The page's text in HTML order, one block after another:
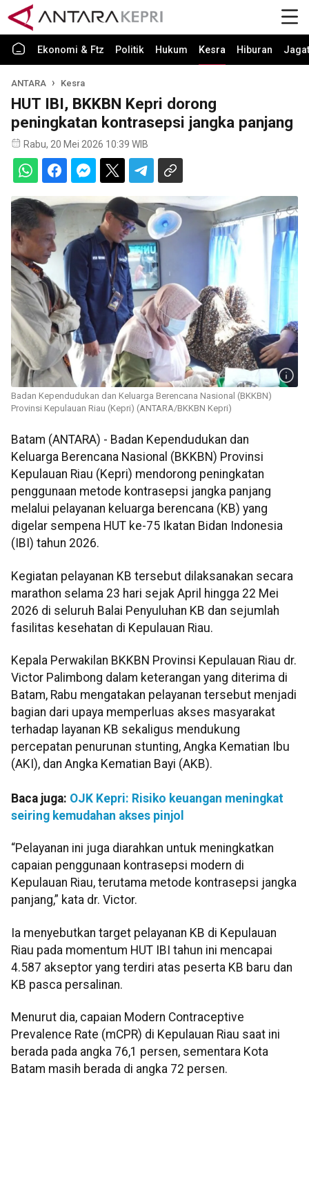
Ekonomi & Ftz Politik Hukum Kesra Hiburan Jagat
ANTARA Kesra
HUT IBI, BKKBN Kepri dorong
peningkatan kontrasepsi jangka panjang
Rabu, 20 Mei 2026 10:39 WIB
Badan Kependudukan dan Keluarga Berencana Nasional (BKKBN)
Provinsi Kepulauan Riau (Kepri) (ANTARA/BKKBN Kepri)
Batam (ANTARA) - Badan Kependudukan dan
Keluarga Berencana Nasional (BKKBN) Provinsi
Kepulauan Riau (Kepri) mendorong peningkatan
penggunaan metode kontrasepsi jangka panjang
melalui pelayanan keluarga berencana (KB) yang
digelar sempena HUT ke-75 Ikatan Bidan Indonesia
(IBI) tahun 2026.
Kegiatan pelayanan KB tersebut dilaksanakan secara
marathon selama 23 hari sejak April hingga 22 Mei
2026 di seluruh Balai Penyuluhan KB dan sejumlah
fasilitas kesehatan di Kepulauan Riau.
Kepala Perwakilan BKKBN Provinsi Kepulauan Riau dr.
Victor Palimbong dalam keterangan yang diterima di
Batam, Rabu mengatakan pelayanan tersebut menjadi
bagian dari upaya memperluas akses masyarakat
terhadap layanan KB sekaligus mendukung
percepatan penurunan stunting, Angka Kematian Ibu
(AKI), dan Angka Kematian Bayi (AKB).
Baca juga: OJK Kepri: Risiko keuangan meningkat
seiring kemudahan akses pinjol
“Pelayanan ini juga diarahkan untuk meningkatkan
capaian penggunaan kontrasepsi modern di
Kepulauan Riau, terutama metode kontrasepsi jangka
panjang,” kata dr. Victor.
Ia menyebutkan target pelayanan KB di Kepulauan
Riau pada momentum HUT IBI tahun ini mencapai
4.587 akseptor yang terdiri atas peserta KB baru dan
KB pasca persalinan.
Menurut dia, capaian Modern Contraceptive
Prevalence Rate (mCPR) di Kepulauan Riau saat ini
berada pada angka 76,1 persen, sementara Kota
Batam masih berada di angka 72 persen.